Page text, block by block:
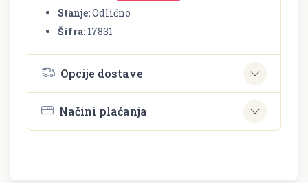
Stanje:Odlično
Šifra: 17831
Opcije dostave
Načini plaćanja